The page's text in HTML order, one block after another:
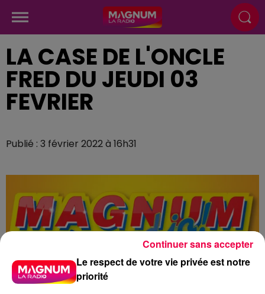
LA CASE DE L'ONCLE
FRED DU JEUDI 03
FEVRIER
Publié : 3 février 2022 à 16h31
Le respect de votre vie privée est notre
priorité
Continuer sans accepter